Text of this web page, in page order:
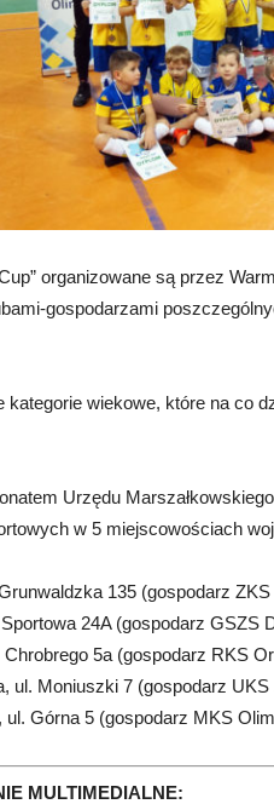
organizowane są przez
gospodarzami
kategorie wiekowe, które na co
Urzędu
w 5 miejscowościach
135 (gospodarz
24A (gospodarz GSZS
Chrobrego 5a (gospodarz RKS
ul. Moniuszki 7 (gospodarz UKS
ul. Górna 5 (gospodarz MKS
MULTIMEDIALNE: